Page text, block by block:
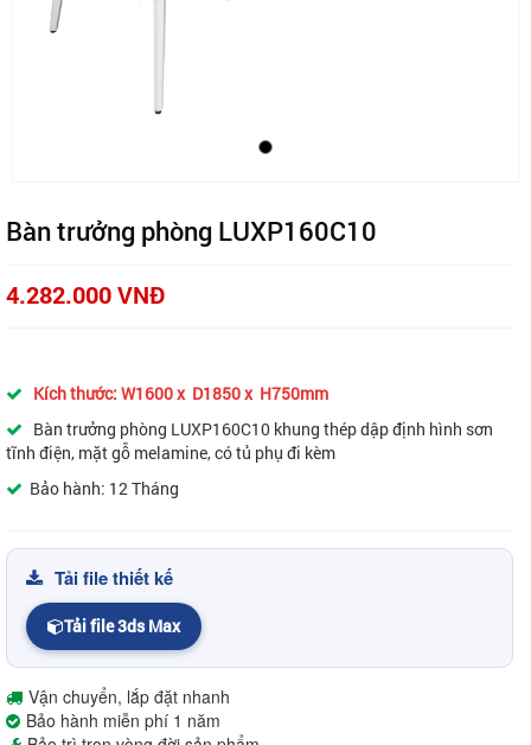
Bàn trưởng phòng LUXP160C10
4.282.000 VNĐ
Kích thước: W1600 x D1850 x H750mm
Bàn trưởng phòng LUXP160C10 khung thép dập định hình sơn
tĩnh điện, mặt gỗ melamine, có tủ phụ đi kèm
Bảo hành: 12 Tháng
Tải file thiết kế
Tải file 3ds Max
Vận chuyển, lắp đặt nhanh
Bảo hành miễn phí 1 năm